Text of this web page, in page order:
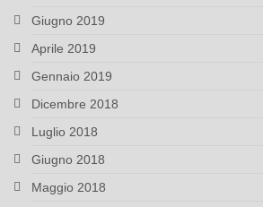
Giugno 2019
Aprile 2019
Gennaio 2019
Dicembre 2018
Luglio 2018
Giugno 2018
Maggio 2018